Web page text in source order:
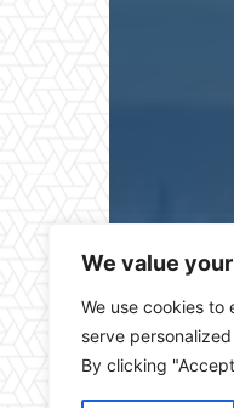
We value
We use cookies to
serve
By clicking